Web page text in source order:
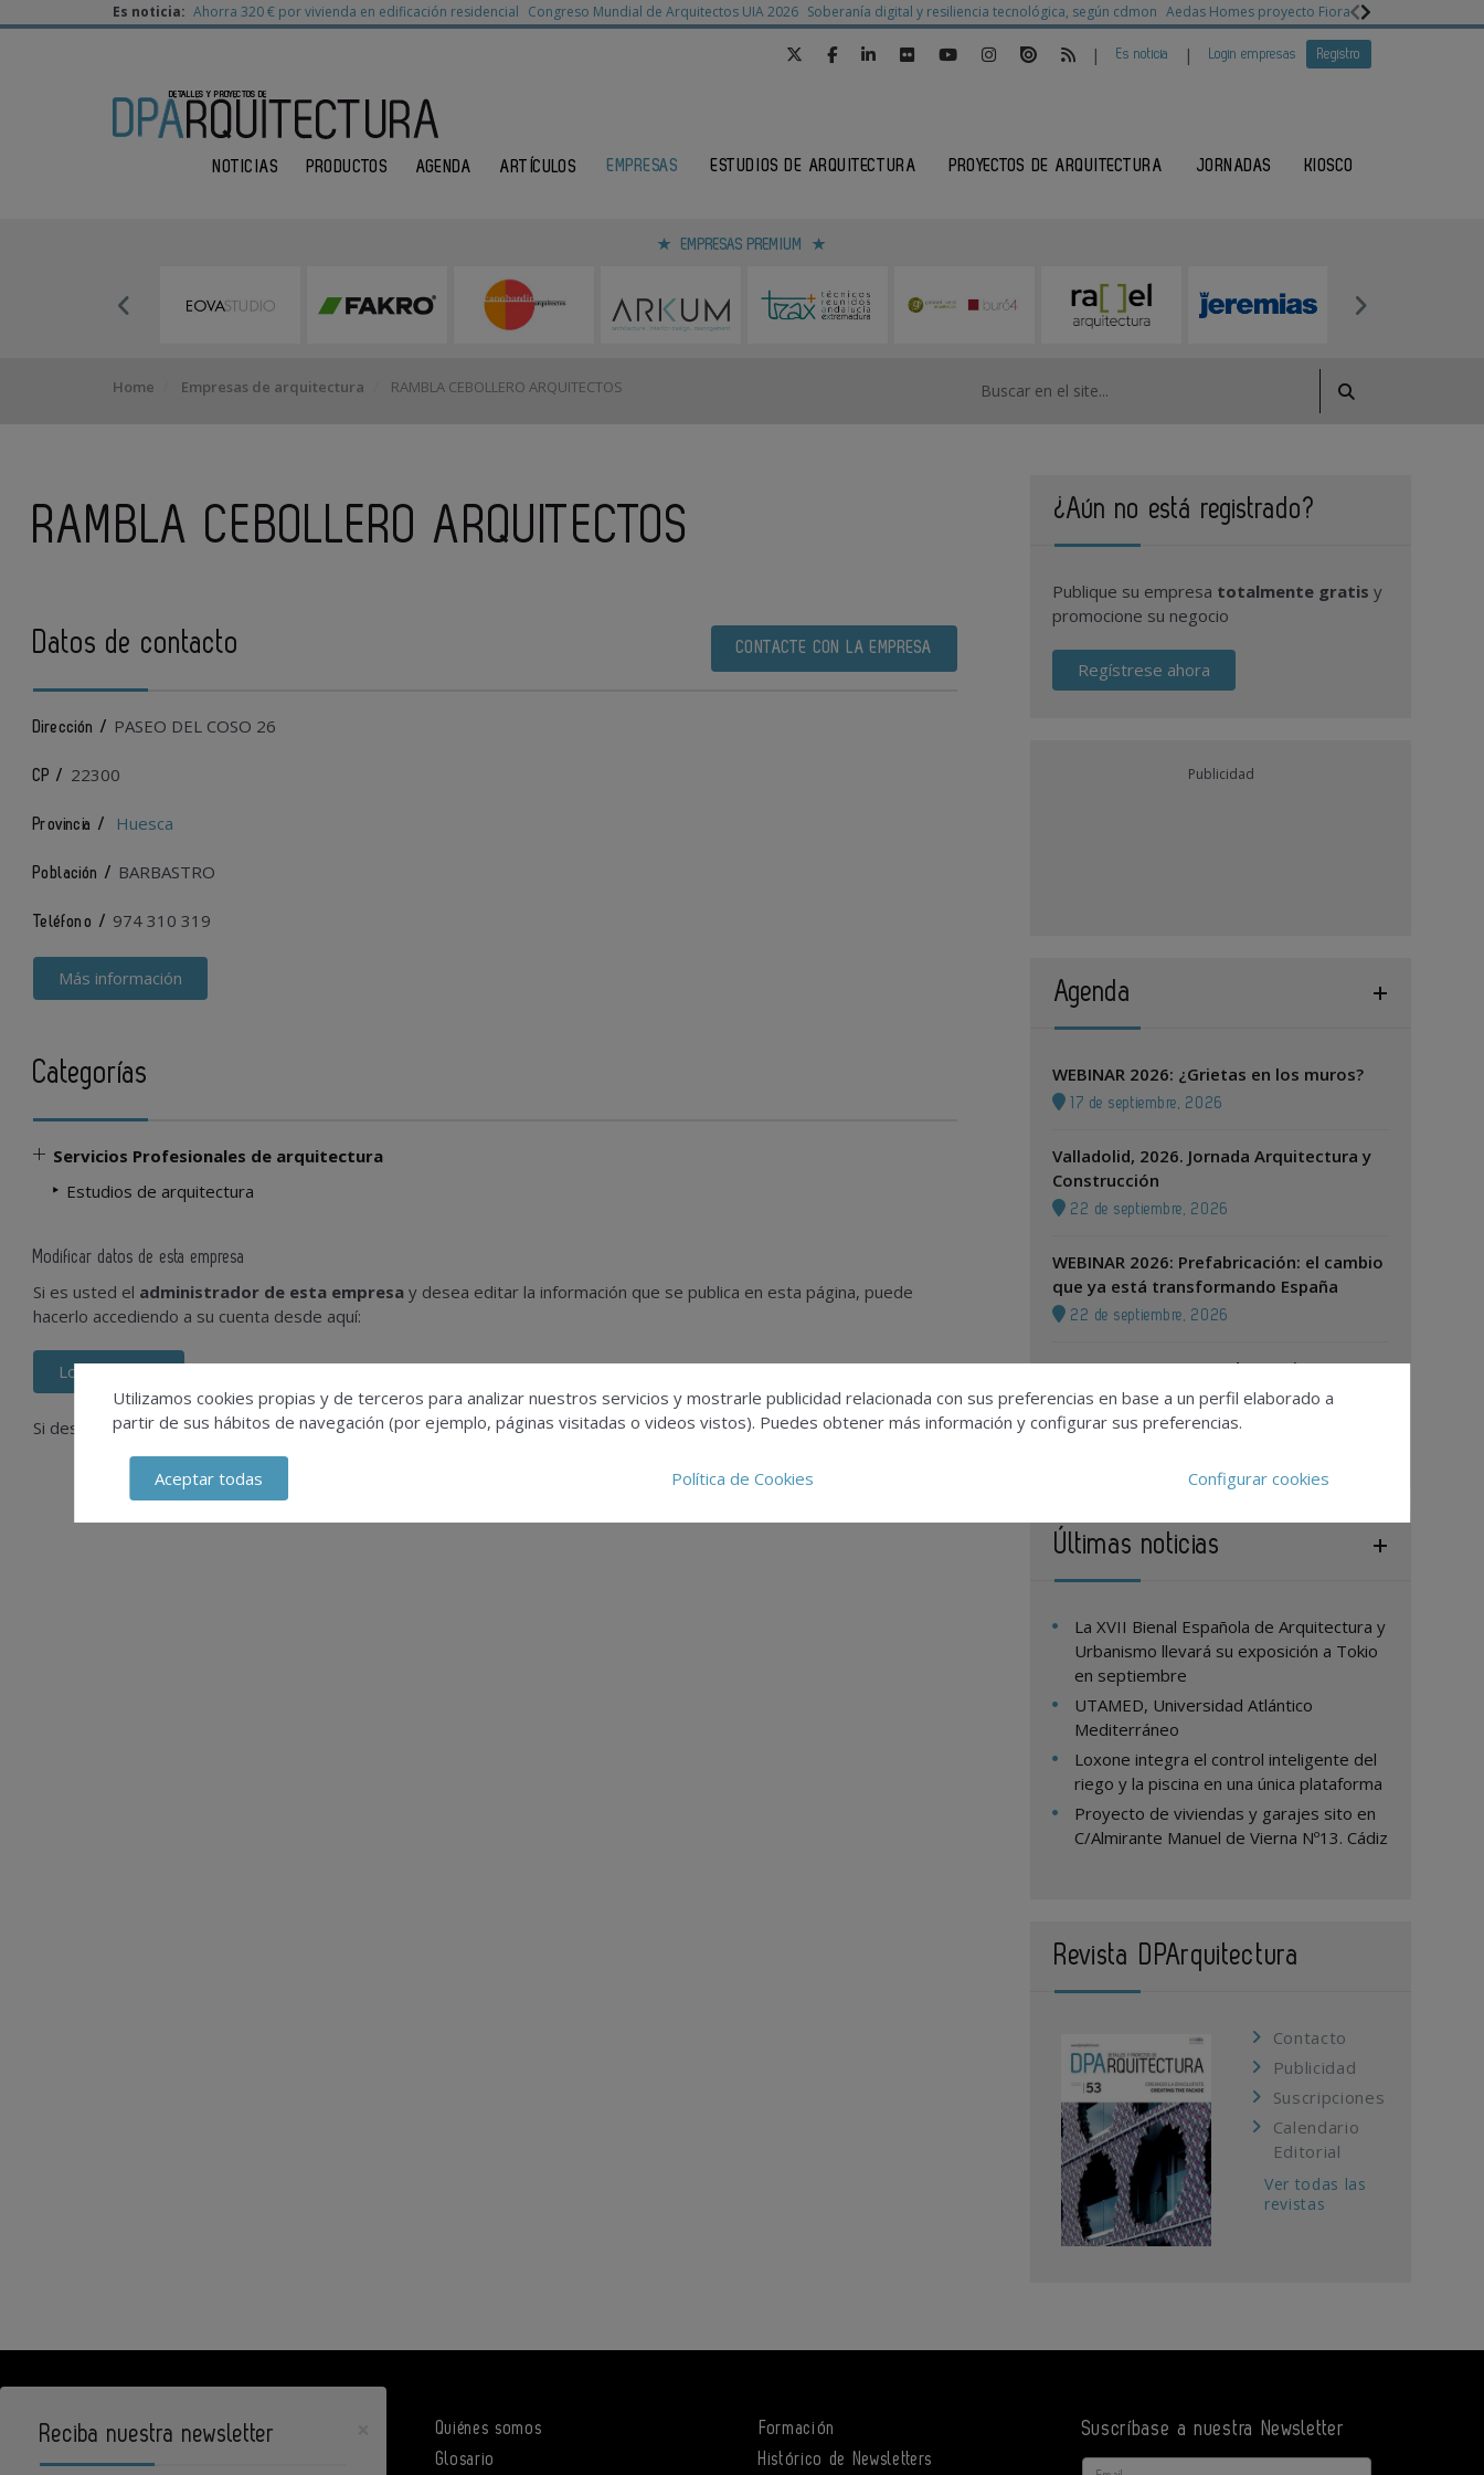
Es noticia: Ahorra 320 € por vivienda en edificación residencial Congreso Mundial de Arquitectos UIA 2026 Soberanía digital y resiliencia tecnológica, según cdmon Aedas Homes proyecto Fiora Ganadores
| Es noticia | Login empresas Registro
NOTICIAS PRODUCTOS AGENDA ARTÍCULOS EMPRESAS ESTUDIOS DE ARQUITECTURA PROYECTOS DE ARQUITECTURA JORNADAS KIOSCO
EMPRESAS PREMIUM
Home Empresas de arquitectura RAMBLA CEBOLLERO ARQUITECTOS
RAMBLA CEBOLLERO ARQUITECTOS
Datos de contacto CONTACTE CON LA EMPRESA
Dirección / PASEO DEL COSO 26
CP / 22300
Provincia / Huesca
Población / BARBASTRO
Teléfono / 974 310 319
Más información
Categorías
Servicios Profesionales de arquitectura
Estudios de arquitectura
Modificar datos de esta empresa
Si es usted el administrador de esta empresa y desea editar la información que se publica en esta página, puede
hacerlo accediendo a su cuenta desde aquí:
Login usuario
Si desconoce el usuario que gestiona su empresa, contáctenos a través dedparquitectura@infoedita.es.
¿Aún no está registrado?
Publique su empresa totalmente gratis y
promocione su negocio
Regístrese ahora
Publicidad
Agenda
WEBINAR 2026: ¿Grietas en los muros?
17 de septiembre, 2026
Valladolid, 2026. Jornada Arquitectura y
Construcción
22 de septiembre, 2026
WEBINAR 2026: Prefabricación: el cambio
que ya está transformando España
22 de septiembre, 2026
Zaragoza, 2026. Jornada Arquitectura y
Construcción
24 de septiembre, 2026
Últimas noticias
La XVII Bienal Española de Arquitectura y
Urbanismo llevará su exposición a Tokio
en septiembre
UTAMED, Universidad Atlántico
Mediterráneo
Loxone integra el control inteligente del
riego y la piscina en una única plataforma
Proyecto de viviendas y garajes sito en
C/Almirante Manuel de Vierna Nº13. Cádiz
Revista DPArquitectura
Contacto
Publicidad
Suscripciones
Calendario
Editorial
Ver todas las
revistas
Quiénes somos
Glosario
Formación
Histórico de Newsletters
Suscríbase a nuestra Newsletter
Email
Utilizamos cookies propias y de terceros para analizar nuestros servicios y mostrarle publicidad relacionada con sus preferencias en base a un perfil elaborado a
partir de sus hábitos de navegación (por ejemplo, páginas visitadas o videos vistos). Puedes obtener más información y configurar sus preferencias.
Aceptar todas Política de Cookies Configurar cookies
Reciba nuestra newsletter